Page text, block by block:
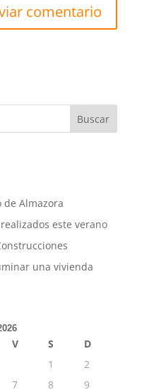
de Almazora
este verano
una vivienda
V S
D
1
2
7 8
9